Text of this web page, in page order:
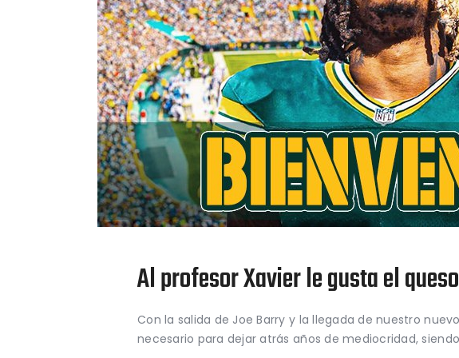
Al profesor Xavier le gusta el queso
Con la salida de Joe Barry y la llegada de nuestro
necesario para dejar atrás años de mediocridad,